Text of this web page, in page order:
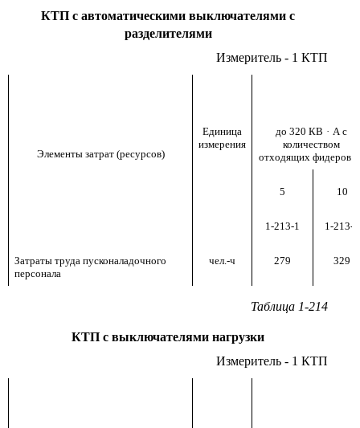
КТП с автоматическими выключателями с
разделителями
Измеритель - 1 КТП
Элементы затрат (ресурсов)
Единица
измерения
до 320 КВ · А с
количеством
отходящих фидеров
5 10
1-213-1 1-213-2
Затраты труда пусконаладочного
персонала
чел.-ч 279 329
Таблица 1-214
КТП с выключателями нагрузки
Измеритель - 1 КТП